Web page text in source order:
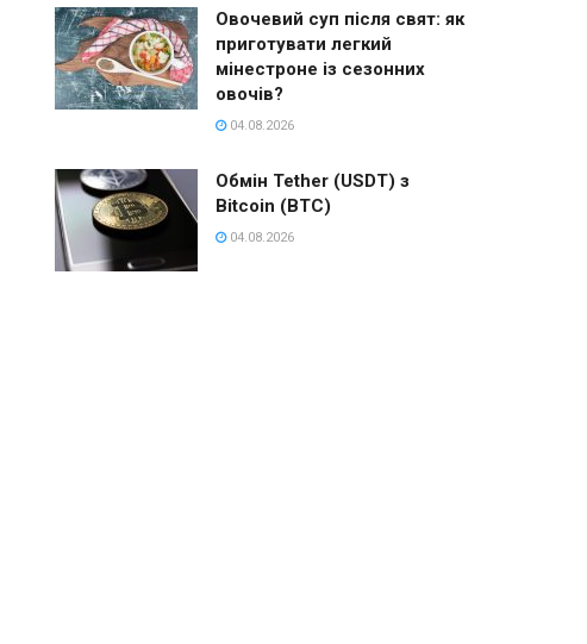
Овочевий суп після свят: як
приготувати легкий
мінестроне із сезонних
овочів?
04.08.2026
Обмін Tether (USDT) з
Bitcoin (BTC)
04.08.2026